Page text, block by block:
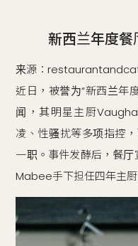
新西兰年度
来源：
近日，被誉为“新西兰年
闻，其明星主厨
凌、性骚扰等多项指控
一职。事件发酵后，餐
Mabee手下担任四年主